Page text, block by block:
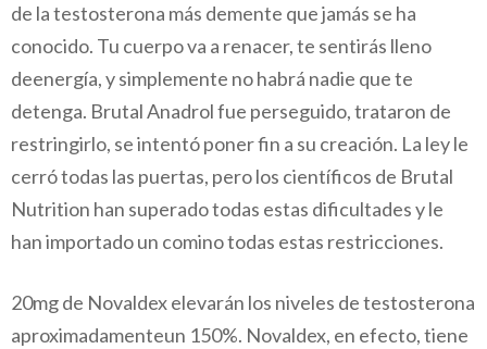
de la testosterona más demente que jamás se ha
conocido. Tu cuerpo va a renacer, te sentirás lleno
deenergía, y simplemente no habrá nadie que te
detenga. Brutal Anadrol fue perseguido, trataron de
restringirlo, se intentó poner fin a su creación. La ley le
cerró todas las puertas, pero los científicos de Brutal
Nutrition han superado todas estas dificultades y le
han importado un comino todas estas restricciones.
20mg de Novaldex elevarán los niveles de testosterona
aproximadamenteun 150%. Novaldex, en efecto, tiene